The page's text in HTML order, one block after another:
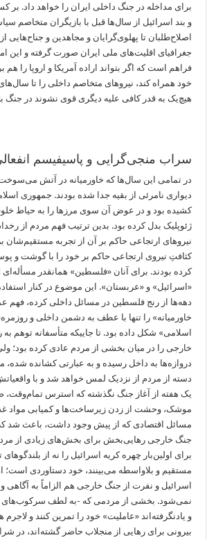
برای مداخله در جنگ داخلی ایران را خواهد داد.
و بند اسرائیل از سال‌ها قبل با بازیگران متخاصم
اصلاح‌طلبان تا پهلوی‌گرایان و مجاهدین و جناح‌هایی
جغرافیای اقلیت‌های ملی ایران صورت گرفته و این
فراهم است که اگر بتواند اراده آمریکا و اروپا را هم
خود همراه کند، نیروهای متخاصم داخلی را تا
هیچ‌یک به قدر کافی علیه دیگری قوی نشوند در جنگ با
سراب منجی‌گرایی و پاسیفیسم
در تمامی این سال‌ها که خاورمیانه در آتش
دیواری نامرئی از بقیه جدا شده بودند. جمهوری
کشیده بود و در عوض آن سوی مرزها را به حیاط
ژئوپلیک بدل کرده بود. بدین ترتیب فهم مردم از
نیروهای ارتجاعی حاکم بر آن از تجربه
کثافتِ نیروی ارتجاعی حاکم بر خود را با گوشت و
کرده‌ بودند. برای آنان «فلسطین» همانقدر مسأله‌ای
«اسرائیل» و «عربستان». این موضوع در کنار
دهه‌ها از رنج فلسطین در مسائل داخلی کرده، فهم
خاورمیانه» را تنها با عطف به دشمن داخلی و
اسلامی» شکل داده بود. تا جاییکه متأسفانه توهم
خارجی را در میان بخشی از مردم عادی کرده بود؛
دروازه‌ها به داخل رسیده و به عبارتی کشانده شده،
دسته از مردم از نزدیک لمس خواهد شد و با
یک هفته از آغاز جنگ نگذشته که استرس تمام‌وقت،
موشک، وحشت از زدن زیرساخت‌ها و کمیابی مواد
مسائل اقتصادی که از پیش وجود داشت، باعث شد
جنگ خارجی رهایی‌بخش برای بخش‌های زیادی از مردم
برای اولین‌بار چهره کریه اسرائیل را نه از بلندگوهای
مستقیم و بلاواسطه می‌بینند، خود دستاوردی است؛
اسرائیل و نفرت از جنگ خارجی هم الزاماً به
نمی‌شود. بخشی از مردمی که -به لطف سرکوب‌های
و یادنگرفته‌اند «عاملیت» خود را تمرین کنند و
بیرونی برای رهایی از منجلاب حاضر گشته‌اند، در